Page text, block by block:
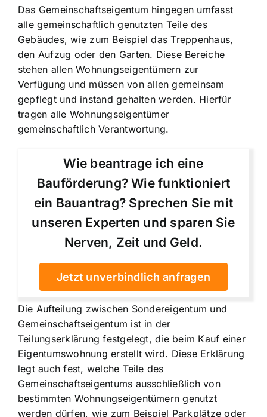
Das Gemeinschaftseigentum hingegen umfasst
alle gemeinschaftlich genutzten Teile des
Gebäudes, wie zum Beispiel das Treppenhaus,
den Aufzug oder den Garten. Diese Bereiche
stehen allen Wohnungseigentümern zur
Verfügung und müssen von allen gemeinsam
gepflegt und instand gehalten werden. Hierfür
tragen alle Wohnungseigentümer
gemeinschaftlich Verantwortung.
Wie beantrage ich eine
Bauförderung? Wie funktioniert
ein Bauantrag? Sprechen Sie mit
unseren Experten und sparen Sie
Nerven, Zeit und Geld.
Jetzt unverbindlich anfragen
Die Aufteilung zwischen Sondereigentum und
Gemeinschaftseigentum ist in der
Teilungserklärung festgelegt, die beim Kauf einer
Eigentumswohnung erstellt wird. Diese Erklärung
legt auch fest, welche Teile des
Gemeinschaftseigentums ausschließlich von
bestimmten Wohnungseigentümern genutzt
werden dürfen, wie zum Beispiel Parkplätze oder